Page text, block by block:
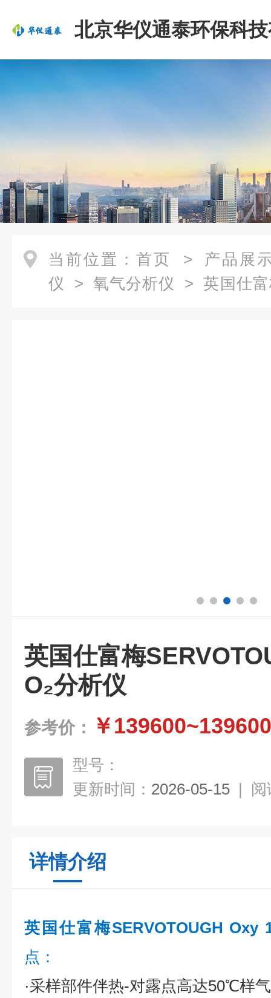
北京华仪通泰环保科
司
当前位置： 首页 > 产品展
仪 > 氧气分析仪 > 英国仕富
英国仕富梅
O₂分析仪
参考价： ￥139600~139600
型号：
更新时间： 2026-05-15 | 阅
详情介绍
英国仕富梅SERVOTOUGH Oxy
点：
·采样部件伴热-对露点高达50℃样